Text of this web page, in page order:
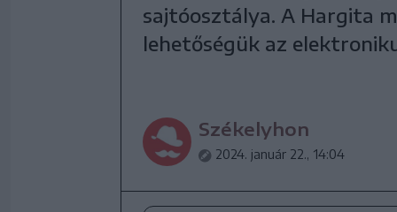
sajtóosztálya. A Hargita
lehetőségük az
Székelyhon
2024. január 22., 14:04